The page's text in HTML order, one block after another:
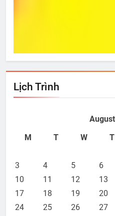
Lịch Trình
M
T W T
3
4 5 6
10
11 12 13
17
18 19 20
24
25 26 27